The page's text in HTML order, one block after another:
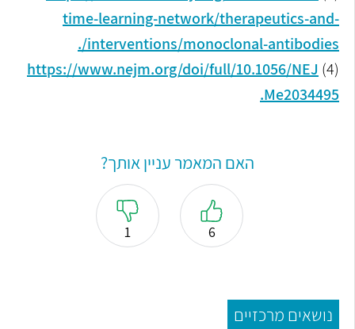
time-learning-network/therapeutics-and-
interventions/monoclonal-antibodies/.
(4)
https://www.nejm.org/doi/full/10.1056/NEJ
Me2034495.
האם המאמר עניין אותך?
6
1
נושאים מרכזיים